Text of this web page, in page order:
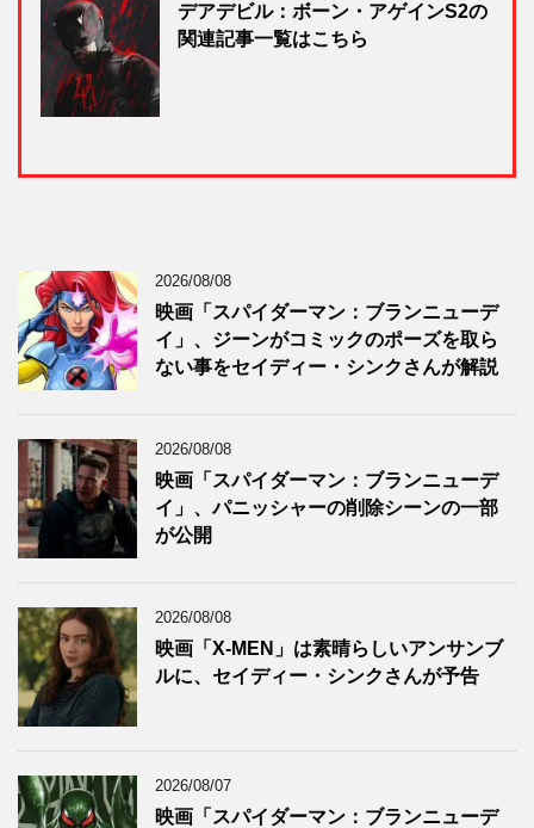
デアデビル：ボーン・アゲインS2の
関連記事一覧はこちら
2026/08/08
映画「スパイダーマン：ブランニューデ
イ」、ジーンがコミックのポーズを取ら
ない事をセイディー・シンクさんが解説
2026/08/08
映画「スパイダーマン：ブランニューデ
イ」、パニッシャーの削除シーンの一部
が公開
2026/08/08
映画「X-MEN」は素晴らしいアンサンブ
ルに、セイディー・シンクさんが予告
2026/08/07
映画「スパイダーマン：ブランニューデ